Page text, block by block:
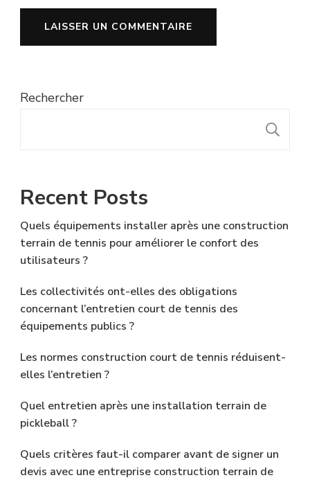
Rechercher
Recent Posts
Quels équipements installer après une construction
terrain de tennis pour améliorer le confort des
utilisateurs ?
Les collectivités ont-elles des obligations
concernant l’entretien court de tennis des
équipements publics ?
Les normes construction court de tennis réduisent-
elles l’entretien ?
Quel entretien après une installation terrain de
pickleball ?
Quels critères faut-il comparer avant de signer un
devis avec une entreprise construction terrain de